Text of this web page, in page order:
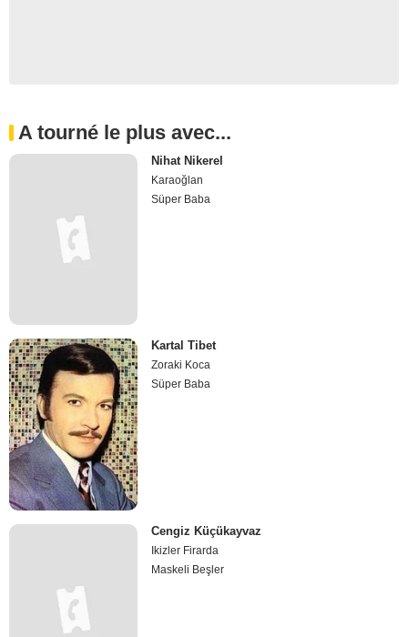
A tourné le plus avec...
Nihat Nikerel
Karaoğlan
Süper Baba
Kartal Tibet
Zoraki Koca
Süper Baba
Cengiz Küçükayvaz
Ikizler Firarda
Maskeli Beşler